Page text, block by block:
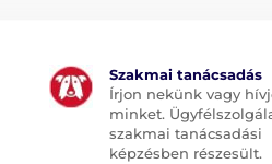
Szakmai tanácsadás
Írjon nekünk vagy
minket.
szakmai tanácsadási
képzésben részesült.